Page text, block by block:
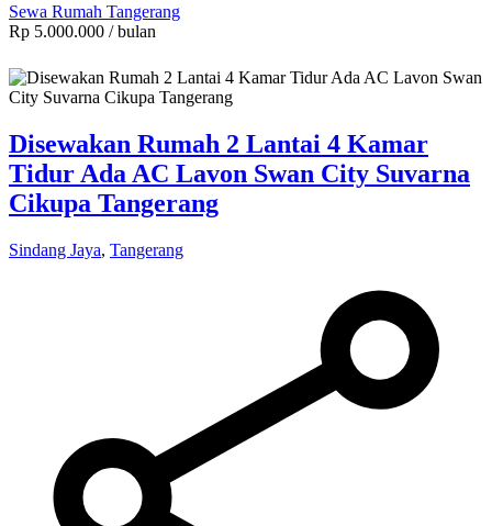
Sewa Rumah Tangerang
Rp 5.000.000 / bulan
Disewakan Rumah 2 Lantai 4 Kamar
Tidur Ada AC Lavon Swan City Suvarna
Cikupa Tangerang
Sindang Jaya, Tangerang